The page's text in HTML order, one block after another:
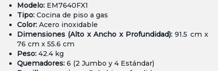
Modelo: EM7640FX1
Tipo: Cocina de piso a gas
Color: Acero inoxidable
Dimensiones (Alto x Ancho x Profundidad):91.5 cm x
76 cm x 55.6 cm
Peso: 42.4 kg
Quemadores: 6 (2 Jumbo y 4 Estándar)